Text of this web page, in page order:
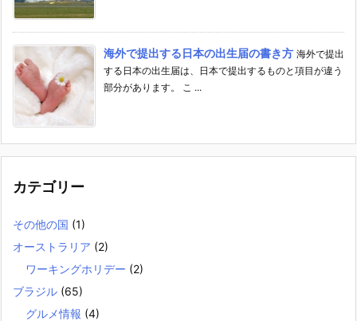
海外で提出する日本の出生届の書き方 海外で提出
する日本の出生届は、日本で提出するものと項目が違う
部分があります。 こ ...
カテゴリー
その他の国 (1)
オーストラリア (2)
ワーキングホリデー (2)
ブラジル (65)
グルメ情報 (4)